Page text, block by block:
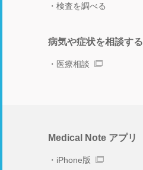
検査を調べる
病気や症状を相談する
医療相談
Medical Note アプリ
iPhone版